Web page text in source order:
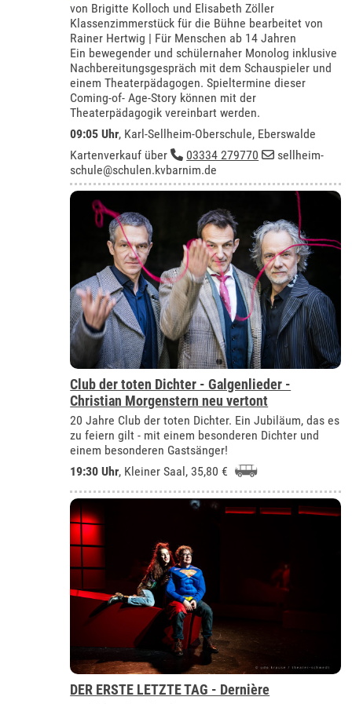
von Brigitte Kolloch und Elisabeth Zöller
Klassenzimmerstück für die Bühne bearbeitet von
Rainer Hertwig | Für Menschen ab 14 Jahren
Ein bewegender und schülernaher Monolog inklusive
Nachbereitungsgespräch mit dem Schauspieler und
einem Theaterpädagogen. Spieltermine dieser
Coming-of- Age-Story können mit der
Theaterpädagogik vereinbart werden.
09:05 Uhr, Karl-Sellheim-Oberschule, Eberswalde
Kartenverkauf über
03334 279770
sellheim-
schule@schulen.kvbarnim.de
Club der toten Dichter - Galgenlieder -
Christian Morgenstern neu vertont
20 Jahre Club der toten Dichter. Ein Jubiläum, das es
zu feiern gilt - mit einem besonderen Dichter und
einem besonderen Gastsänger!
19:30 Uhr, Kleiner Saal , 35,80 €
DER ERSTE LETZTE TAG - Dernière